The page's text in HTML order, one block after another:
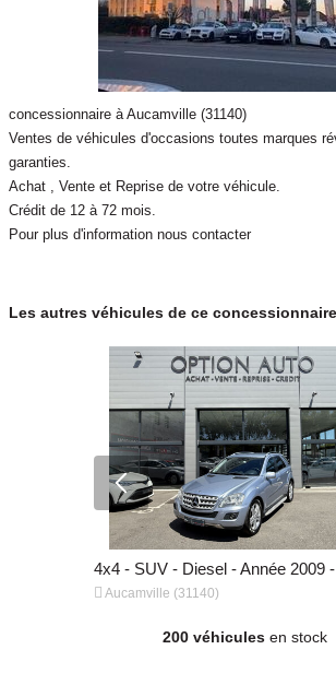
concessionnaire à Aucamville (31140)
Ventes de véhicules d'occasions toutes marques
garanties.
Achat , Vente et Reprise de votre véhicule.
Crédit de 12 à 72 mois.
Pour plus d'information nous contacter
Les autres véhicules de ce concessionnaire
 Aucamville (31140)
200 véhiculesen stock